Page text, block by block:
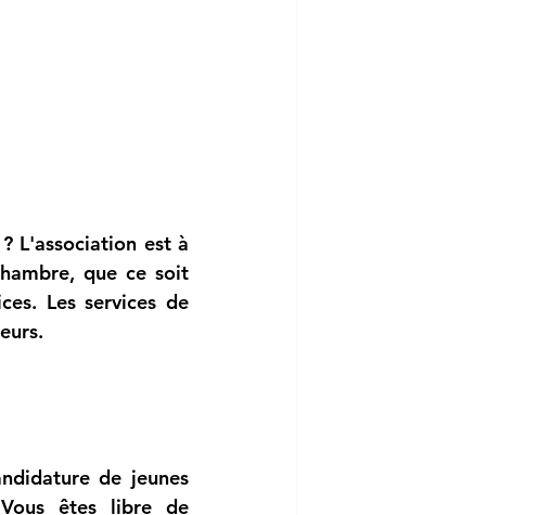
L'association est à
que ce soit
de jeunes
Vous êtes libre de